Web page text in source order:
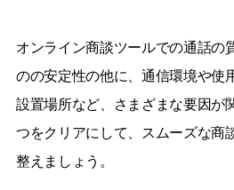
オンライン商談ツールでの通話の
のの安定性の他に、通信環境や使
設置場所など、さまざまな要因が
つをクリアにして、スムーズな商
整えましょう。